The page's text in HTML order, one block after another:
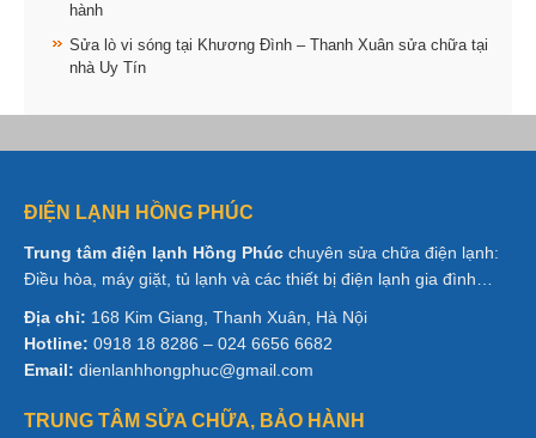
hành
Sửa lò vi sóng tại Khương Đình – Thanh Xuân sửa chữa tại
nhà Uy Tín
ĐIỆN LẠNH HỒNG PHÚC
Trung tâm điện lạnh Hồng Phúc chuyên sửa chữa điện lạnh:
Điều hòa, máy giặt, tủ lạnh và các thiết bị điện lạnh gia đình…
Địa chỉ: 168 Kim Giang, Thanh Xuân, Hà Nội
Hotline: 0918 18 8286 – 024 6656 6682
Email: dienlanhhongphuc@gmail.com
TRUNG TÂM SỬA CHỮA, BẢO HÀNH